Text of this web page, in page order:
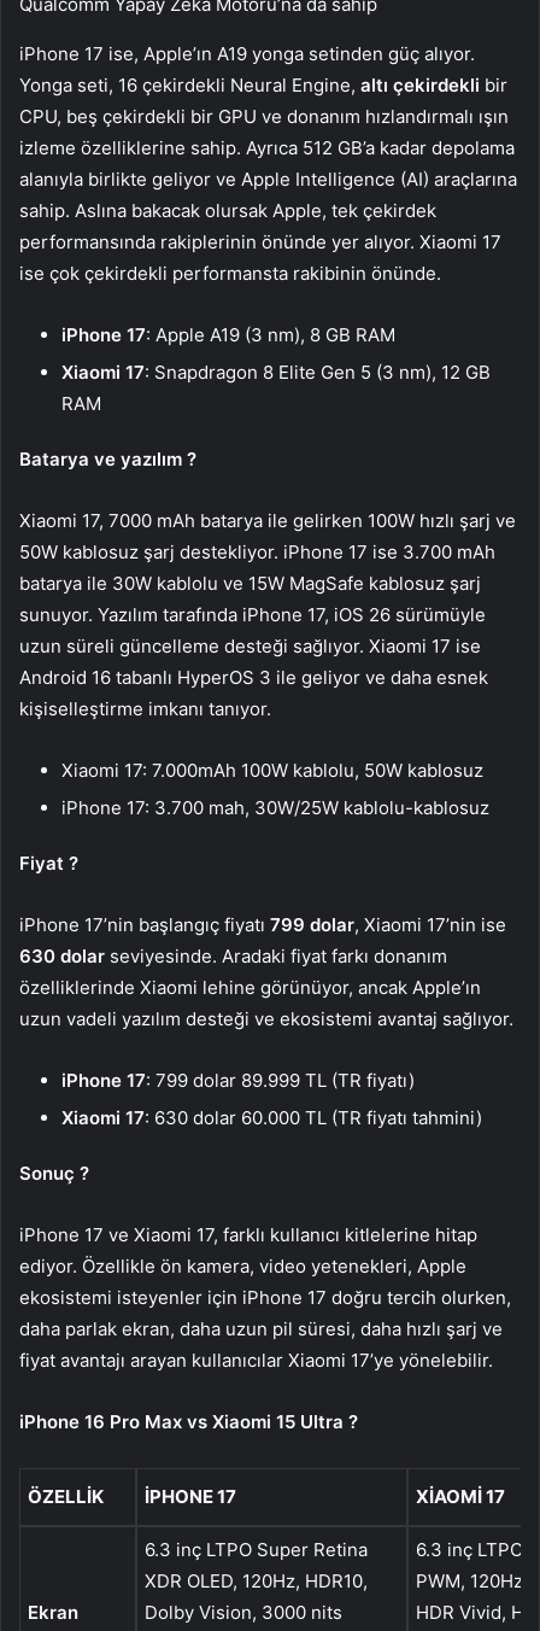
iPhone 17 ise, Apple’ın A19 yonga setinden güç alıyor.
Yonga seti, 16 çekirdekli Neural Engine, altı çekirdekli bir
CPU, beş çekirdekli bir GPU ve donanım hızlandırmalı ışın
izleme özelliklerine sahip. Ayrıca 512 GB’a kadar depolama
alanıyla birlikte geliyor ve Apple Intelligence (AI) araçlarına
sahip. Aslına bakacak olursak Apple, tek çekirdek
performansında rakiplerinin önünde yer alıyor. Xiaomi 17
ise çok çekirdekli performansta rakibinin önünde.
iPhone 17: Apple A19 (3 nm), 8 GB RAM
Xiaomi 17: Snapdragon 8 Elite Gen 5 (3 nm), 12 GB
RAM
Batarya ve yazılım ?
Xiaomi 17, 7000 mAh batarya ile gelirken 100W hızlı şarj ve
50W kablosuz şarj destekliyor. iPhone 17 ise 3.700 mAh
batarya ile 30W kablolu ve 15W MagSafe kablosuz şarj
sunuyor. Yazılım tarafında iPhone 17, iOS 26 sürümüyle
uzun süreli güncelleme desteği sağlıyor. Xiaomi 17 ise
Android 16 tabanlı HyperOS 3 ile geliyor ve daha esnek
kişiselleştirme imkanı tanıyor.
Xiaomi 17: 7.000mAh 100W kablolu, 50W kablosuz
iPhone 17: 3.700 mah, 30W/25W kablolu-kablosuz
Fiyat ?
iPhone 17’nin başlangıç fiyatı 799 dolar, Xiaomi 17’nin ise
630 dolar seviyesinde. Aradaki fiyat farkı donanım
özelliklerinde Xiaomi lehine görünüyor, ancak Apple’ın
uzun vadeli yazılım desteği ve ekosistemi avantaj sağlıyor.
iPhone 17: 799 dolar 89.999 TL (TR fiyatı)
Xiaomi 17: 630 dolar 60.000 TL (TR fiyatı tahmini)
Sonuç ?
iPhone 17 ve Xiaomi 17, farklı kullanıcı kitlelerine hitap
ediyor. Özellikle ön kamera, video yetenekleri, Apple
ekosistemi isteyenler için iPhone 17 doğru tercih olurken,
daha parlak ekran, daha uzun pil süresi, daha hızlı şarj ve
fiyat avantajı arayan kullanıcılar Xiaomi 17’ye yönelebilir.
iPhone 16 Pro Max vs Xiaomi 15 Ultra ?
ÖZELLIK IPHONE 17 XIAOMI 17
Ekran
6.3 inç LTPO Super Retina
XDR OLED, 120Hz, HDR10,
Dolby Vision, 3000 nits
6.3 inç LTPO
PWM, 120Hz,
HDR Vivid,